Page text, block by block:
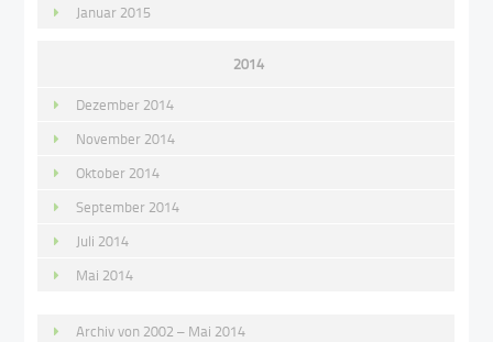
Januar 2015
2014
Dezember 2014
November 2014
Oktober 2014
September 2014
Juli 2014
Mai 2014
Archiv von 2002 – Mai 2014